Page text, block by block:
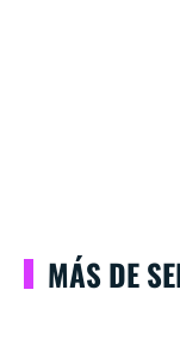
MÁS DE